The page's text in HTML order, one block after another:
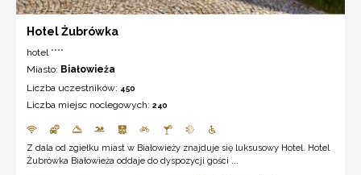
Hotel Żubrówka
hotel ****
Miasto: Białowieża
Liczba uczestników: 450
Liczba miejsc noclegowych: 240
Z dala od zgiełku miast w Białowieży znajduje się luksusowy Hotel. Hotel
Żubrówka Białowieża oddaje do dyspozycji gości ...